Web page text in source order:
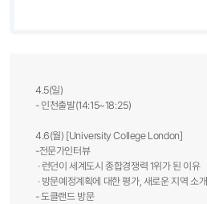
4.5(일)
- 인천출발(14:15~18:25)
4.6(월) [University College London]
-전문가인터뷰
· 런던이 세계도시 종합경쟁력 1위가 된 이유
· 방문예정계획에 대한 평가, 새로운 지역 소개
- 도클랜드 방문